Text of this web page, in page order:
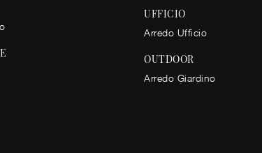
UFFICIO
Arredo Ufficio
OUTDOOR
Arredo Giardino